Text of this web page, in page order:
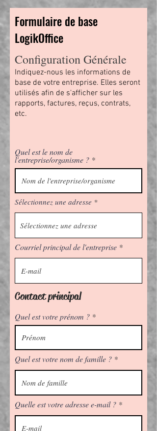
Formulaire de base
LogikOffice
Configuration Générale
Indiquez-nous les informations de
base de votre entreprise. Elles seront
utilisés afin de s'afficher sur les
rapports, factures, reçus, contrats,
etc.
Quel est le nom de
l'entreprise/organisme ?
Sélectionnez une adresse
Courriel principal de l'entreprise
Contact principal
Quel est votre prénom ?
Quel est votre nom de famille ?
Quelle est votre adresse e-mail ?